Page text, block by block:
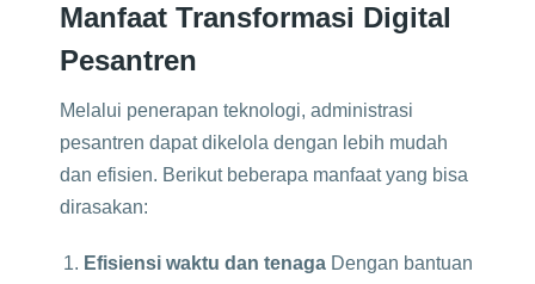
Manfaat Transformasi Digital
Pesantren
Melalui penerapan teknologi, administrasi
pesantren dapat dikelola dengan lebih mudah
dan efisien. Berikut beberapa manfaat yang bisa
dirasakan:
Efisiensi waktu dan tenaga Dengan bantuan